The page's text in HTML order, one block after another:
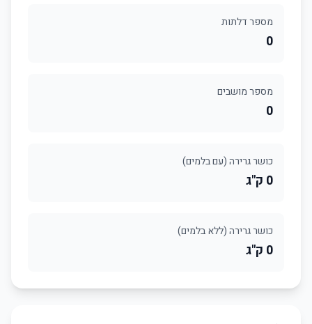
מספר דלתות
0
מספר מושבים
0
כושר גרירה (עם בלמים)
0 ק"ג
כושר גרירה (ללא בלמים)
0 ק"ג